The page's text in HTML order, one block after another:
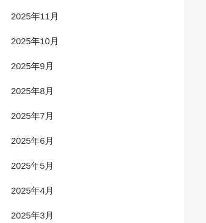
2025年11月
2025年10月
2025年9月
2025年8月
2025年7月
2025年6月
2025年5月
2025年4月
2025年3月